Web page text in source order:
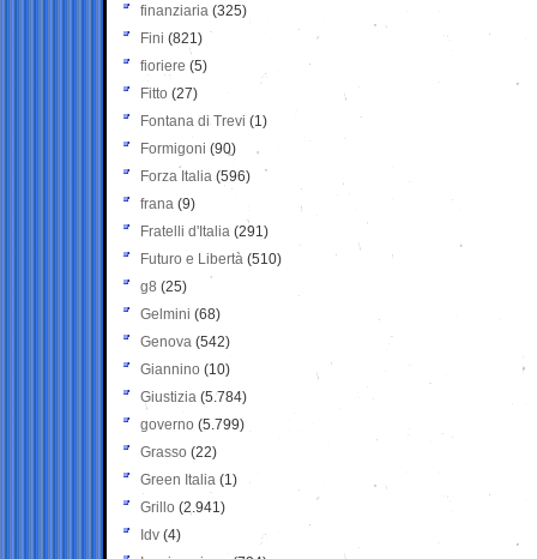
finanziaria (325)
Fini (821)
fioriere (5)
Fitto (27)
Fontana di Trevi (1)
Formigoni (90)
Forza Italia (596)
frana (9)
Fratelli d'Italia (291)
Futuro e Libertà (510)
g8 (25)
Gelmini (68)
Genova (542)
Giannino (10)
Giustizia (5.784)
governo (5.799)
Grasso (22)
Green Italia (1)
Grillo (2.941)
Idv (4)